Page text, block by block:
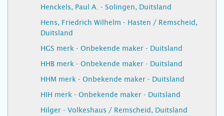
Henckels, Paul A. - Solingen, Duitsland
Hens, Friedrich Wilhelm - Hasten / Remscheid,
Duitsland
HGS merk - Onbekende maker - Duitsland
HHB merk - Onbekende maker - Duitsland
HHM merk - Onbekende maker - Duitsland
HIH merk - Onbekende maker - Duitsland
Hilger - Volkeshaus / Remscheid, Duitsland